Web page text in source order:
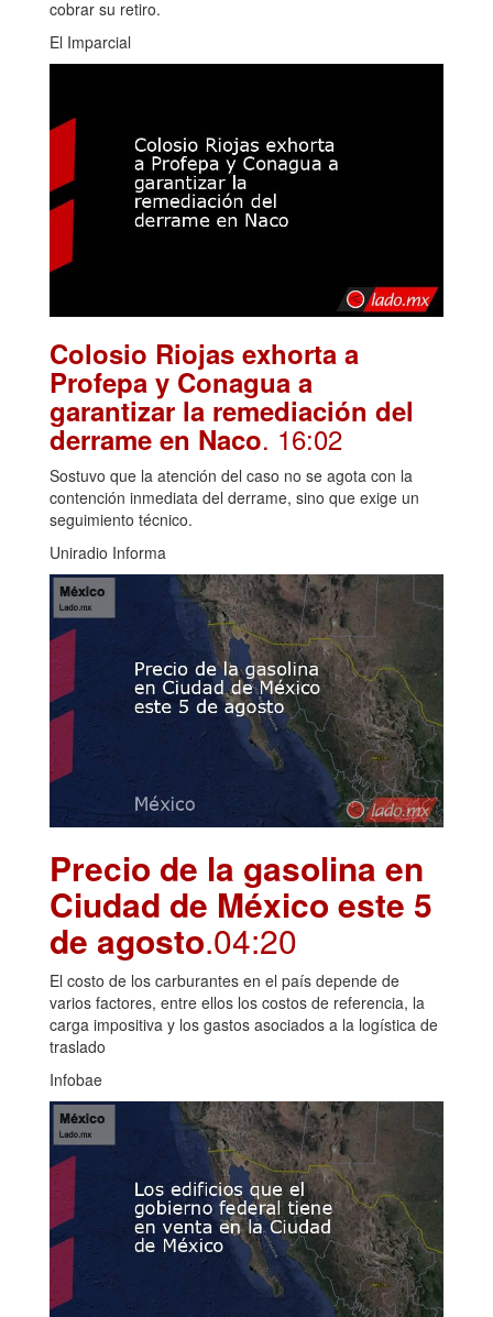
cobrar su retiro.
El Imparcial
Colosio Riojas exhorta a
Profepa y Conagua a
garantizar la remediación del
derrame en Naco. 16:02
Sostuvo que la atención del caso no se agota con la
contención inmediata del derrame, sino que exige un
seguimiento técnico.
Uniradio Informa
Precio de la gasolina en
Ciudad de México este 5
de agosto.04:20
El costo de los carburantes en el país depende de
varios factores, entre ellos los costos de referencia, la
carga impositiva y los gastos asociados a la logística de
traslado
Infobae